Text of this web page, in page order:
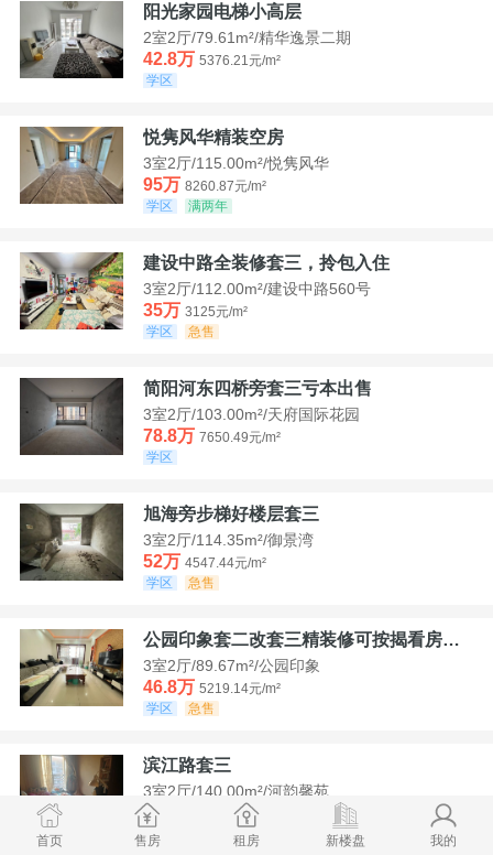
阳光家园电梯小高层
2室2厅/79.61m²/精华逸景二期
42.8万 5376.21元/m²
学区
悦隽风华精装空房
3室2厅/115.00m²/悦隽风华
95万 8260.87元/m²
学区
满两年
建设中路全装修套三，拎包入住
3室2厅/112.00m²/建设中路560号
35万 3125元/m²
学区
急售
简阳河东四桥旁套三亏本出售
3室2厅/103.00m²/天府国际花园
78.8万 7650.49元/m²
学区
旭海旁步梯好楼层套三
3室2厅/114.35m²/御景湾
52万 4547.44元/m²
学区
急售
公园印象套二改套三精装修可按揭看房方便
3室2厅/89.67m²/公园印象
46.8万 5219.14元/m²
学区
急售
滨江路套三
3室2厅/140.00m²/河韵馨苑
42万
3000元/m²
学区
首页 售房 租房 新楼盘 我的